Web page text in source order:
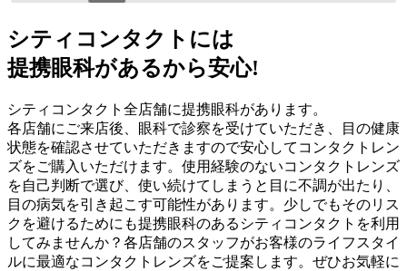
シティコンタクトには
提携眼科があるから安心!
シティコンタクト全店舗に提携眼科があります。
各店舗にご来店後、眼科で診察を受けていただき、目の健康
状態を確認させていただきますので安心してコンタクトレン
ズをご購入いただけます。使用経験のないコンタクトレンズ
を自己判断で選び、使い続けてしまうと目に不調が出たり、
目の病気を引き起こす可能性があります。少しでもそのリス
クを避けるためにも提携眼科のあるシティコンタクトを利用
してみませんか？各店舗のスタッフがお客様のライフスタイ
ルに最適なコンタクトレンズをご提案します。ぜひお気軽に